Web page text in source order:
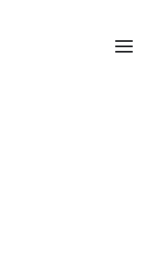
z wyjątkowym
budynków nocą